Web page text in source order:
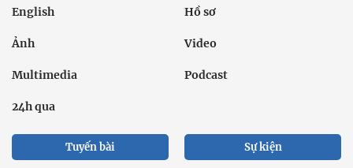
English Hồ sơ
Ảnh Video
Multimedia Podcast
24h qua
Tuyến bài Sự kiện